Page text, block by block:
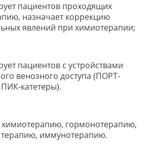
пациентов проходящих
назначает коррекцию
явлений при химиотерапии;
пациентов с устройствами
венозного доступа (ПОРТ-
катетеры).
химиотерапию, гормонотерапию,
терапию, иммунотерапию.
НА
ОНЛАЙН